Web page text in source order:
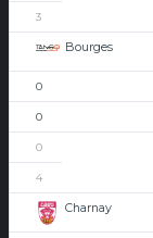
3
Bourges
0
0
0
4
Charnay